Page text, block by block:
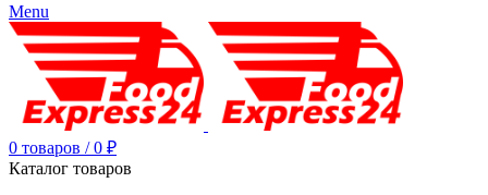
Menu
0 товаров / 0 ₽
Каталог товаров